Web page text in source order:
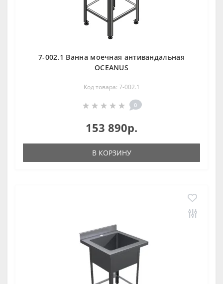
7-002.1 Ванна моечная антивандальная
OCEANUS
Код товара: 7-002.1
0
153 890р.
В КОРЗИНУ